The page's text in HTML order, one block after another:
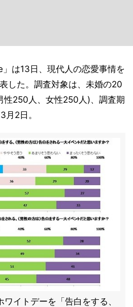
は13日、現代人の恋愛事情を
した。調査対象は、未婚の20
250人、女性250人)、調査期
2日。
イトデーを「告白をする、